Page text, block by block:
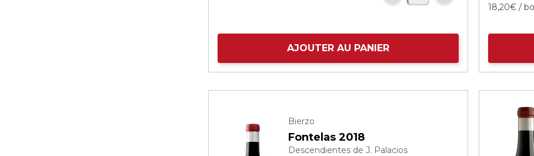
AJOUTER AU PANIER
18,20€ /
Bierzo
Fontelas 2018
Descendientes de J. Palacios